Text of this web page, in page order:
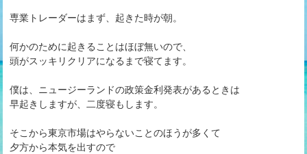
専業トレーダーはまず、起きた時が朝。
何かのために起きることはほぼ無いので、
頭がスッキリクリアになるまで寝てます。
僕は、ニュージーランドの政策金利発表があるときは
早起きしますが、二度寝もします。
そこから東京市場はやらないことのほうが多くて
夕方から本気を出すので